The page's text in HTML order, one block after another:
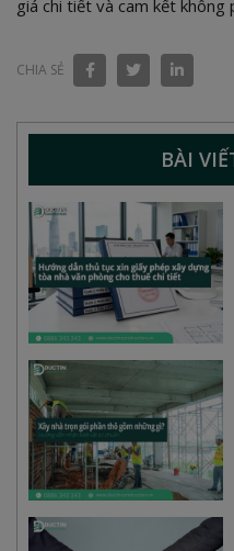
giá chi tiết và cam kết không
CHIA SẺ
BÀI